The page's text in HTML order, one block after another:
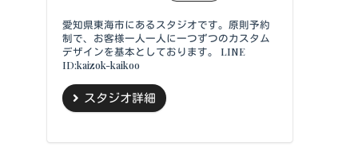
愛知県東海市にあるスタジオです。原則予約
制で、お客様一人一人に一つずつのカスタム
デザインを基本としております。 LINE
ID:kaizok-kaikoo
スタジオ詳細